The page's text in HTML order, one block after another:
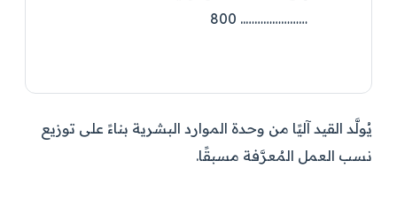
………………….. 800
يُولَّد القيد آليًا من وحدة الموارد البشرية بناءً على توزيع
نسب العمل المُعرَّفة مسبقًا.